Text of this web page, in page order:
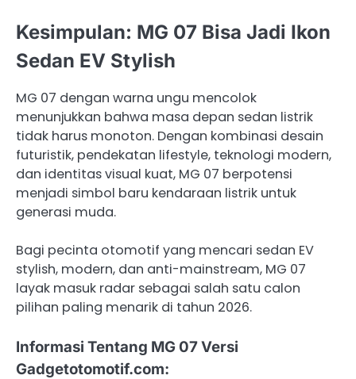
Kesimpulan: MG 07 Bisa Jadi Ikon
Sedan EV Stylish
MG 07 dengan warna ungu mencolok
menunjukkan bahwa masa depan sedan listrik
tidak harus monoton. Dengan kombinasi desain
futuristik, pendekatan lifestyle, teknologi modern,
dan identitas visual kuat, MG 07 berpotensi
menjadi simbol baru kendaraan listrik untuk
generasi muda.
Bagi pecinta otomotif yang mencari sedan EV
stylish, modern, dan anti-mainstream, MG 07
layak masuk radar sebagai salah satu calon
pilihan paling menarik di tahun 2026.
Informasi Tentang MG 07 Versi
Gadgetotomotif.com: